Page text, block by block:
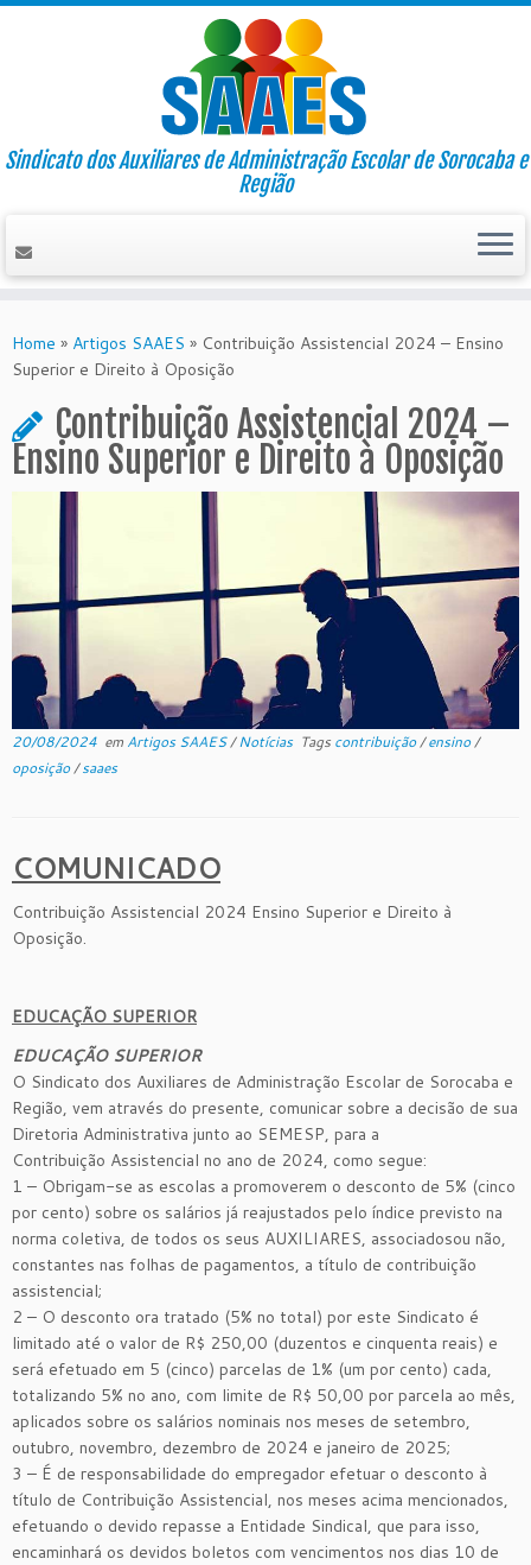
to
content
Sindicato dos Auxiliares de Administração Escolar de Sorocaba e
Região
Home » Artigos SAAES » Contribuição Assistencial 2024 – Ensino
Superior e Direito à Oposição
Contribuição Assistencial 2024 –
Ensino Superior e Direito à Oposição
20/08/2024 em Artigos SAAES/Notícias Tags contribuição/ensino/
oposição/saaes
COMUNICADO
Contribuição Assistencial 2024 Ensino Superior e Direito à
Oposição.
EDUCAÇÃO SUPERIOR
EDUCAÇÃO SUPERIOR
O Sindicato dos Auxiliares de Administração Escolar de Sorocaba e
Região, vem através do presente, comunicar sobre a decisão de sua
Diretoria Administrativa junto ao SEMESP, para a
Contribuição Assistencial no ano de 2024, como segue:
1 – Obrigam-se as escolas a promoverem o desconto de 5% (cinco
por cento) sobre os salários já reajustados pelo índice previsto na
norma coletiva, de todos os seus AUXILIARES, associadosou não,
constantes nas folhas de pagamentos, a título de contribuição
assistencial;
2 – O desconto ora tratado (5% no total) por este Sindicato é
limitado até o valor de R$ 250,00 (duzentos e cinquenta reais) e
será efetuado em 5 (cinco) parcelas de 1% (um por cento) cada,
totalizando 5% no ano, com limite de R$ 50,00 por parcela ao mês,
aplicados sobre os salários nominais nos meses de setembro,
outubro, novembro, dezembro de 2024 e janeiro de 2025;
3 – É de responsabilidade do empregador efetuar o desconto à
título de Contribuição Assistencial, nos meses acima mencionados,
efetuando o devido repasse a Entidade Sindical, que para isso,
encaminhará os devidos boletos com vencimentos nos dias 10 de